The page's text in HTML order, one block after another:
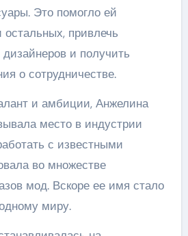
Это помогло ей
привлечь
и получить
о сотрудничестве.
и амбиции, Анжелина
место в индустрии
с известными
во множестве
мод. Вскоре ее имя стало
миру.